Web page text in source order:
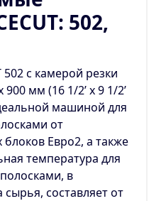
502,
502 с камерой резки
мм (16 1/2’ х 9 1/2’
машиной для
от
Евро2, а также
температура для
в
составляет от